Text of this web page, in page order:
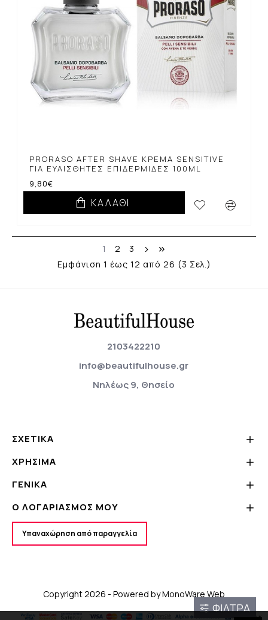
PRORASO AFTER SHAVE ΚΡΈΜΑ SENSITIVE
ΓΙΑ ΕΥΑΊΣΘΗΤΕΣ ΕΠΙΔΕΡΜΊΔΕΣ 100ML
9,80€
ΚΑΛΆΘΙ
1 2
3
Εμφάνιση 1 έως 12 από 26 (3 Σελ.)
2103422210
info@beautifulhouse.gr
Νηλέως 9, Θησείο
ΣΧΕΤΙΚΆ
ΧΡΗΣΙΜΑ
ΓΕΝΙΚΆ
Ο ΛΟΓΑΡΙΑΣΜΌΣ ΜΟΥ
Υπαναχώρηση από παραγγελία
Copyright 2026 - Powered byMonoWare Web
ΦΊΛΤΡΑ